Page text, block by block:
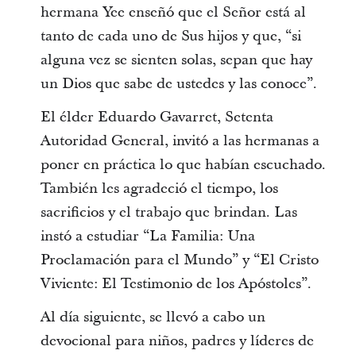
hermana Yee enseñó que el Señor está al
tanto de cada uno de Sus hijos y que, “si
alguna vez se sienten solas, sepan que hay
un Dios que sabe de ustedes y las conoce”.
El élder Eduardo Gavarret, Setenta
Autoridad General, invitó a las hermanas a
poner en práctica lo que habían escuchado.
También les agradeció el tiempo, los
sacrificios y el trabajo que brindan. Las
instó a estudiar “La Familia: Una
Proclamación para el Mundo” y “El Cristo
Viviente: El Testimonio de los Apóstoles”.
Al día siguiente, se llevó a cabo un
devocional para niños, padres y líderes de